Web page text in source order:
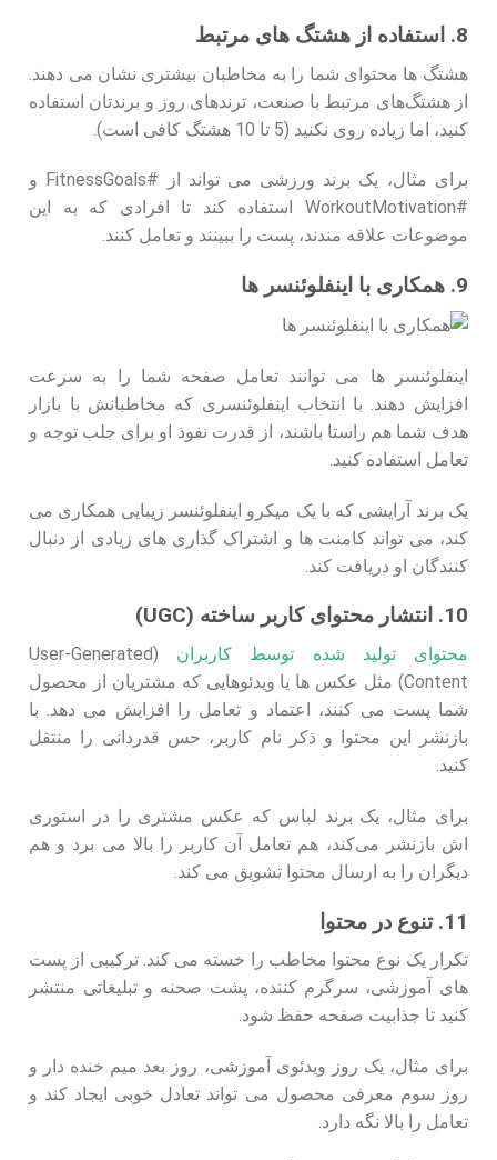
8. استفاده از هشتگ‌ های مرتبط
هشتگ‌ ها محتوای شما را به مخاطبان بیشتری نشان می‌ دهند.
از هشتگ‌های مرتبط با صنعت، ترندهای روز و برندتان استفاده
کنید، اما زیاده‌ روی نکنید (5 تا 10 هشتگ کافی است).
برای مثال، یک برند ورزشی می‌ تواند از #FitnessGoals و
#WorkoutMotivation استفاده کند تا افرادی که به این
موضوعات علاقه‌ مندند، پست را ببینند و تعامل کنند.
9. همکاری با اینفلوئنسر ها
اینفلوئنسر ها می‌ توانند تعامل صفحه شما را به‌ سرعت
افزایش دهند. با انتخاب اینفلوئنسری که مخاطبانش با بازار
هدف شما هم‌ راستا باشند، از قدرت نفوذ او برای جلب توجه و
تعامل استفاده کنید.
یک برند آرایشی که با یک میکرو اینفلوئنسر زیبایی همکاری می‌
کند، می‌ تواند کامنت‌ ها و اشتراک‌ گذاری‌ های زیادی از دنبال‌
کنندگان او دریافت کند.
10. انتشار محتوای کاربر ساخته (UGC)
محتوای تولید شده توسط کاربران
(User-Generated
Content) مثل عکس‌ ها یا ویدئوهایی که مشتریان از محصول
شما پست می‌ کنند، اعتماد و تعامل را افزایش می‌ دهد. با
بازنشر این محتوا و ذکر نام کاربر، حس قدردانی را منتقل
کنید.
برای مثال، یک برند لباس که عکس مشتری را در استوری‌
اش بازنشر می‌کند، هم تعامل آن کاربر را بالا می‌ برد و هم
دیگران را به ارسال محتوا تشویق می‌ کند.
11. تنوع در محتوا
تکرار یک نوع محتوا مخاطب را خسته می‌ کند. ترکیبی از پست‌
های آموزشی، سرگرم‌ کننده، پشت‌ صحنه و تبلیغاتی منتشر
کنید تا جذابیت صفحه حفظ شود.
برای مثال، یک روز ویدئوی آموزشی، روز بعد میم خنده‌ دار و
روز سوم معرفی محصول می‌ تواند تعادل خوبی ایجاد کند و
تعامل را بالا نگه دارد.